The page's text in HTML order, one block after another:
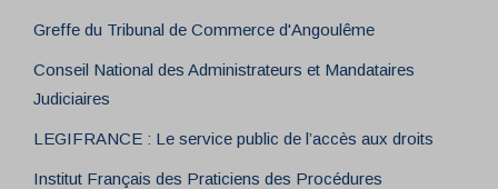
Greffe du Tribunal de Commerce d'Angoulême
Conseil National des Administrateurs et Mandataires
Judiciaires
LEGIFRANCE : Le service public de l’accès aux droits
Institut Français des Praticiens des Procédures